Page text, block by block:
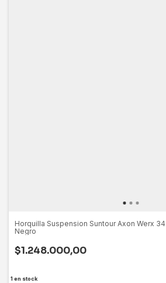
Horquilla Suspension Suntour Axon Werx 34
Negro
$1.248.000,00
1 en stock